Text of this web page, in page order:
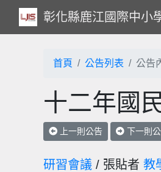
彰化縣鹿江國際中小
首頁 公告列表 公告
十二年國
上一則公告 下一則
研習會議 / 張貼者 教